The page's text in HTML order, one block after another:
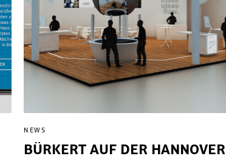
unter: www.deutscher-mobilitätspreis.de
NEWS
BÜRKERT AUF DER HANNOVER